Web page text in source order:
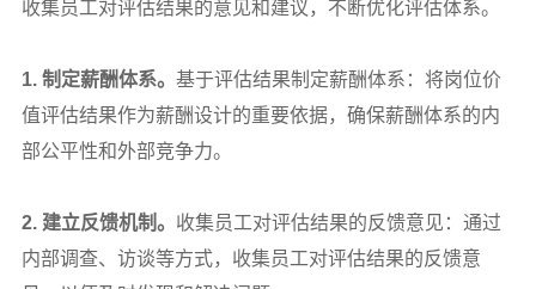
收集员工对评估结果的意见和建议，不断优化评估体系。
1. 制定薪酬体系。 基于评估结果制定薪酬体系：将岗位价
值评估结果作为薪酬设计的重要依据，确保薪酬体系的内
部公平性和外部竞争力。
2. 建立反馈机制。 收集员工对评估结果的反馈意见：通过
内部调查、访谈等方式，收集员工对评估结果的反馈意